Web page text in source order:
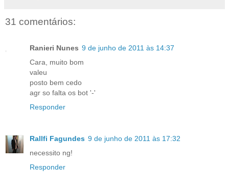
31 comentários:
Ranieri Nunes 9 de junho de 2011 às 14:37
Cara, muito bom
valeu
posto bem cedo
agr so falta os bot '-'
Responder
Rallfi Fagundes 9 de junho de 2011 às 17:32
necessito ng!
Responder